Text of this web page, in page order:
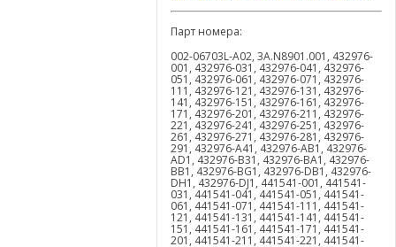
Парт номера:
002-06703L-A02, 3A.N8901.001, 432976-
001, 432976-031, 432976-041, 432976-
051, 432976-061, 432976-071, 432976-
111, 432976-121, 432976-131, 432976-
141, 432976-151, 432976-161, 432976-
171, 432976-201, 432976-211, 432976-
221, 432976-241, 432976-251, 432976-
261, 432976-271, 432976-281, 432976-
291, 432976-A41, 432976-AB1, 432976-
AD1, 432976-B31, 432976-BA1, 432976-
BB1, 432976-BG1, 432976-DB1, 432976-
DH1, 432976-DJ1, 441541-001, 441541-
031, 441541-041, 441541-051, 441541-
061, 441541-071, 441541-111, 441541-
121, 441541-131, 441541-141, 441541-
151, 441541-161, 441541-171, 441541-
201, 441541-211, 441541-221, 441541-